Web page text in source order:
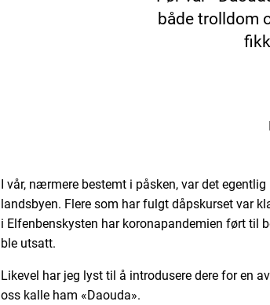
både trolldom
I vår, nærmere bestemt i påsken, var det
landsbyen. Flere som har fulgt dåpskurset var
i Elfenbenskysten har koronapandemien ført til
ble utsatt.
Likevel har jeg lyst til å introdusere dere for en
oss kalle ham «Daouda».